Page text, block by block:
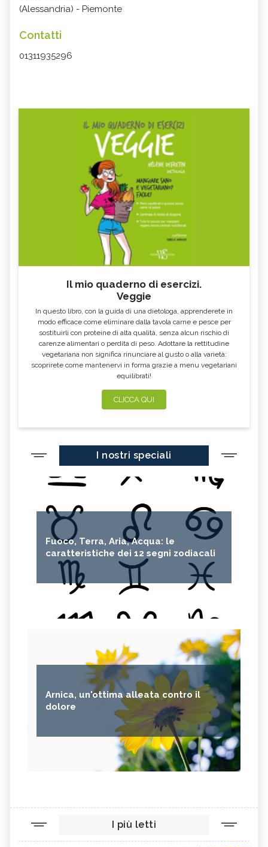
(Alessandria) - Piemonte
Contatti
01311935296
Il mio quaderno di esercizi.
Veggie
In questo libro, con la guida di una dietologa, apprenderete in
modo efficace come eliminare dalla tavola carne e pesce per
sostituirli con proteine di alta qualità, senza alcun rischio di
carenze alimentari o perdita di peso. Adottare la rettitudine
vegetariana non significa rinunciare al gusto o alla varietà:
scoprirete come mantenervi in forma grazie a menu vegetariani
equilibrati!
CLICCA QUI
I nostri speciali
Fuoco, Terra, Aria, Acqua: le
caratteristiche dei 12 segni zodiacali
Arnica, un'ottima alleata contro il
dolore
I più letti